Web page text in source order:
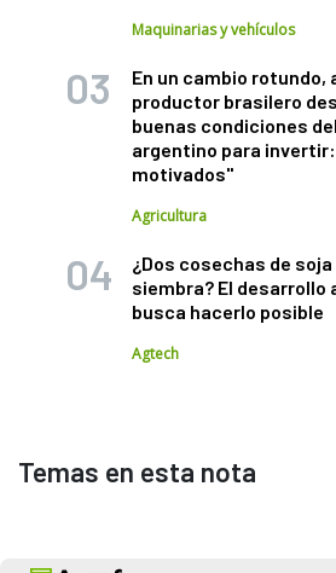
Maquinarias y vehículos
En un cambio rotundo,
productor brasilero
buenas condiciones
argentino para
motivados"
Agricultura
¿Dos cosechas de
siembra? El desarrollo
busca hacerlo posible
Agtech
Temas en esta nota